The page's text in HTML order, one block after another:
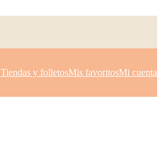
Tiendas y folletosMis favoritosMi cuenta